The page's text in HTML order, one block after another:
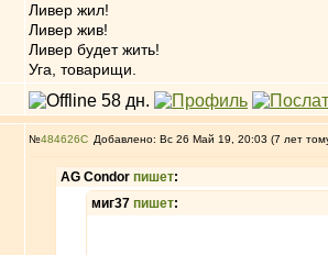
Ливер жил!
Ливер жив!
Ливер будет жить!
Уга, товарищи.
№484626 Добавлено: Вс 26 Май 19, 20:03 (7 лет
AG Condor пишет:
миг37 пишет: